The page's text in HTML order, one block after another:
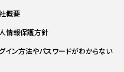
概要
情報保護方針
イン方法やパスワードがわからない